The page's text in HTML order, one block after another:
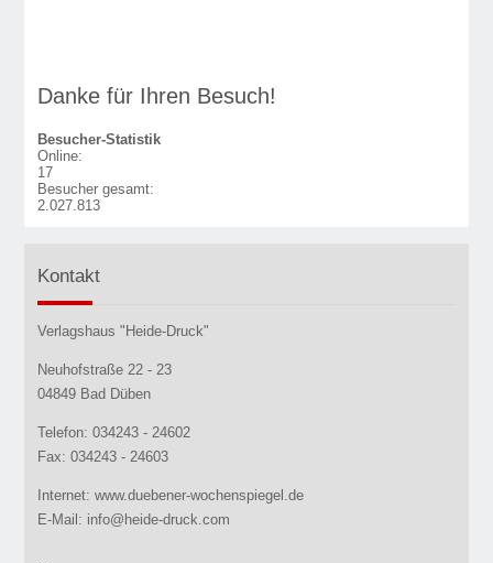
Danke für Ihren Besuch!
Besucher-Statistik
Online:
17
Besucher gesamt:
2.027.813
Kontakt
Verlagshaus "Heide-Druck"
Neuhofstraße 22 - 23
04849 Bad Düben
Telefon: 034243 - 24602
Fax: 034243 - 24603
Internet: www.duebener-wochenspiegel.de
E-Mail: info@heide-druck.com